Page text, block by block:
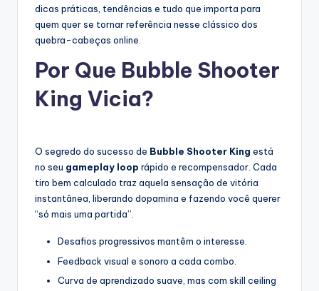
dicas práticas, tendências e tudo que importa para
quem quer se tornar referência nesse clássico dos
quebra-cabeças online.
Por Que Bubble Shooter
King Vicia?
O segredo do sucesso de Bubble Shooter King está
no seu gameplay loop rápido e recompensador. Cada
tiro bem calculado traz aquela sensação de vitória
instantânea, liberando dopamina e fazendo você querer
“só mais uma partida”.
Desafios progressivos mantêm o interesse.
Feedback visual e sonoro a cada combo.
Curva de aprendizado suave, mas com skill ceiling